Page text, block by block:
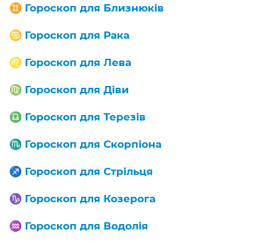
♊️ Гороскоп для Близнюків
♋️ Гороскоп для Рака
♌️ Гороскоп для Лева
♍️ Гороскоп для Діви
♎️ Гороскоп для Терезів
♏️ Гороскоп для Скорпіона
♐️ Гороскоп для Стрільця
♑️ Гороскоп для Козерога
♒️ Гороскоп для Водолія